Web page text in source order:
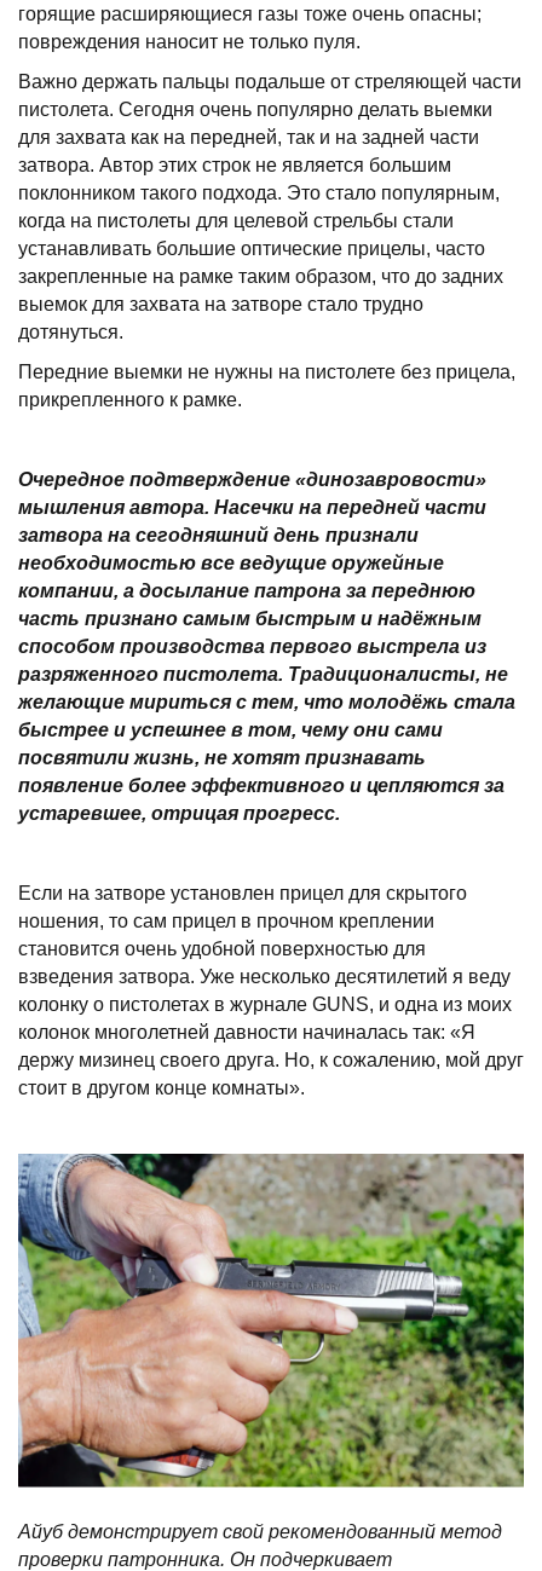
горящие расширяющиеся газы тоже очень опасны;
повреждения наносит не только пуля.
Важно держать пальцы подальше от стреляющей части
пистолета. Сегодня очень популярно делать выемки
для захвата как на передней, так и на задней части
затвора. Автор этих строк не является большим
поклонником такого подхода. Это стало популярным,
когда на пистолеты для целевой стрельбы стали
устанавливать большие оптические прицелы, часто
закрепленные на рамке таким образом, что до задних
выемок для захвата на затворе стало трудно
дотянуться.
Передние выемки не нужны на пистолете без прицела,
прикрепленного к рамке.
Очередное подтверждение «динозавровости»
мышления автора. Насечки на передней части
затвора на сегодняшний день признали
необходимостью все ведущие оружейные
компании, а досылание патрона за переднюю
часть признано самым быстрым и надёжным
способом производства первого выстрела из
разряженного пистолета. Традиционалисты, не
желающие мириться с тем, что молодёжь стала
быстрее и успешнее в том, чему они сами
посвятили жизнь, не хотят признавать
появление более эффективного и цепляются за
устаревшее, отрицая прогресс.
Если на затворе установлен прицел для скрытого
ношения, то сам прицел в прочном креплении
становится очень удобной поверхностью для
взведения затвора. Уже несколько десятилетий я веду
колонку о пистолетах в журнале GUNS, и одна из моих
колонок многолетней давности начиналась так: «Я
держу мизинец своего друга. Но, к сожалению, мой друг
стоит в другом конце комнаты».
Айуб демонстрирует свой рекомендованный метод
проверки патронника. Он подчеркивает